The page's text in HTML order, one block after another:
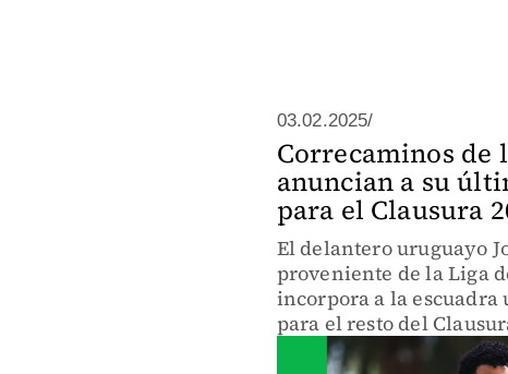
03.02.2025/
Correcaminos de
anuncian a su
para el Clausura
El delantero uruguayo
proveniente de la Liga
incorpora a la
para el resto del